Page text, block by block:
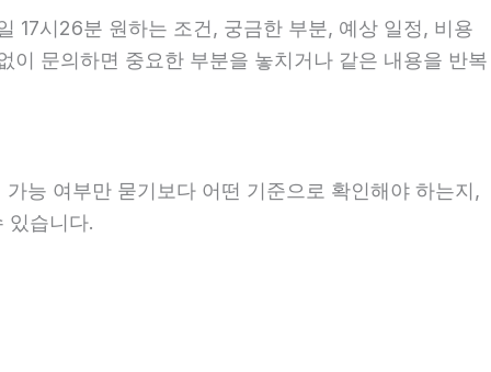
17시26분 원하는 조건, 궁금한 부분, 예상 일정, 비용
문의하면 중요한 부분을 놓치거나 같은 내용을 반복
능 여부만 묻기보다 어떤 기준으로 확인해야 하는지,
있습니다.